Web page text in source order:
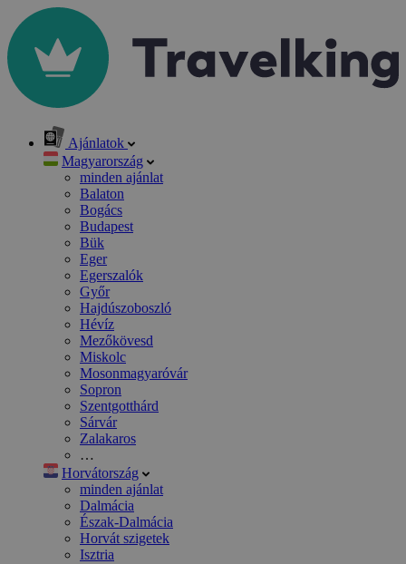
Ajánlatok
Magyarország
minden ajánlat
Balaton
Bogács
Budapest
Bük
Eger
Egerszalók
Győr
Hajdúszoboszló
Hévíz
Mezőkövesd
Miskolc
Mosonmagyaróvár
Sopron
Szentgotthárd
Sárvár
Zalakaros
…
Horvátország
minden ajánlat
Dalmácia
Észak-Dalmácia
Horvát szigetek
Isztria